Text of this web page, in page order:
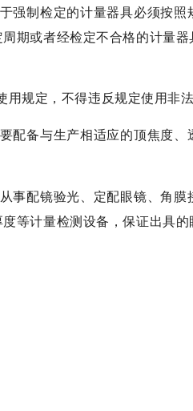
强制检定的计量器具必须按照
期或者经检定不合格的计量
规定，不得违反规定使用非法
配备与生产相适应的顶焦度
事配镜验光、定配眼镜、角
等计量检测设备，保证出具